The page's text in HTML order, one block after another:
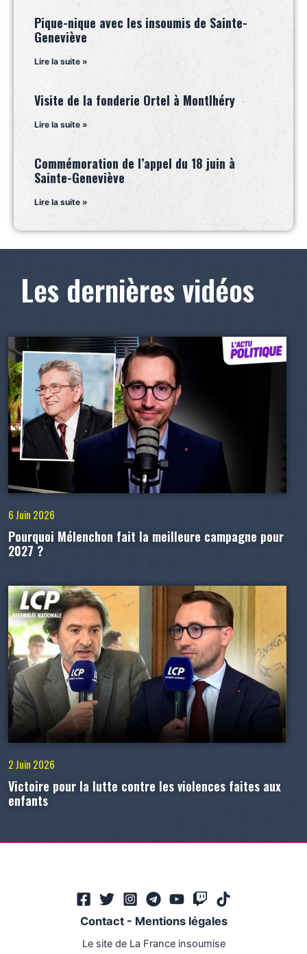
Pique-nique avec les insoumis de Sainte-
Geneviève
Lire la suite »
Visite de la fonderie Ortel à Montlhéry
Lire la suite »
Commémoration de l’appel du 18 juin à
Sainte-Geneviève
Lire la suite »
Les dernières vidéos
6 Juin 2026
Pourquoi Mélenchon fait la meilleure campagne pour
2027 ?
2 Juin 2026
Victoire pour la lutte contre les violences faites aux
enfants
Contact- Mentions légales
Le site de La France insoumise